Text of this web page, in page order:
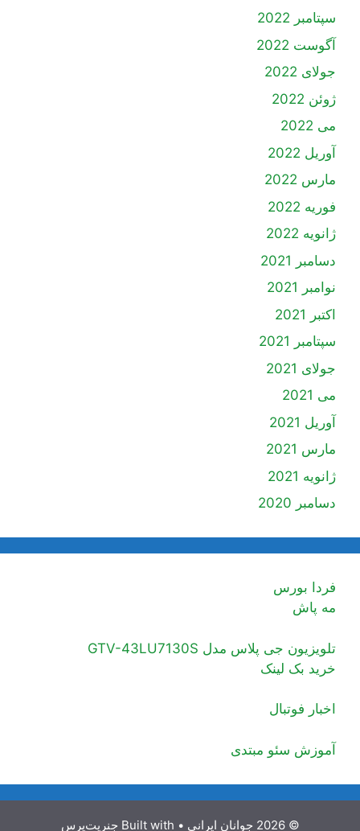
سپتامبر 2022
آگوست 2022
جولای 2022
ژوئن 2022
می 2022
آوریل 2022
مارس 2022
فوریه 2022
ژانویه 2022
دسامبر 2021
نوامبر 2021
اکتبر 2021
سپتامبر 2021
جولای 2021
می 2021
آوریل 2021
مارس 2021
ژانویه 2021
دسامبر 2020
فردا بورس
مه پاش
تلویزیون جی پلاس مدل GTV-43LU7130S
خرید بک لینک
اخبار فوتبال
آموزش سئو مبتدی
© 2026 جوانان ایرانی • Built with جنریت‌پرس